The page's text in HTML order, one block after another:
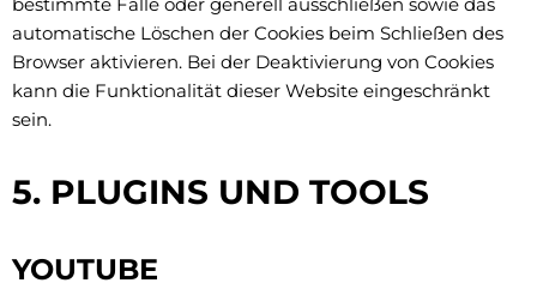
automatische Löschen der Cookies beim Schließen des
Browser aktivieren. Bei der Deaktivierung von Cookies
kann die Funktionalität dieser Website eingeschränkt
sein.
5. PLUGINS UND TOOLS
YOUTUBE